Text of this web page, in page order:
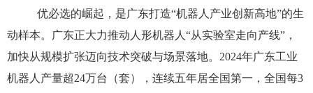
优必选的崛起，是广东打造“机器人产业创新高地”的生
动样本。广东正大力推动人形机器人“从实验室走向产线”，
加快从规模扩张迈向技术突破与场景落地。2024年广东工业
机器人产量超24万台（套），连续五年居全国第一，全国每3